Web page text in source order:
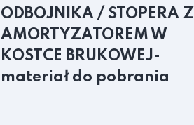
ODBOJNIKA / STOPERA Z
AMORTYZATOREM W
KOSTCE BRUKOWEJ-
materiał do pobrania